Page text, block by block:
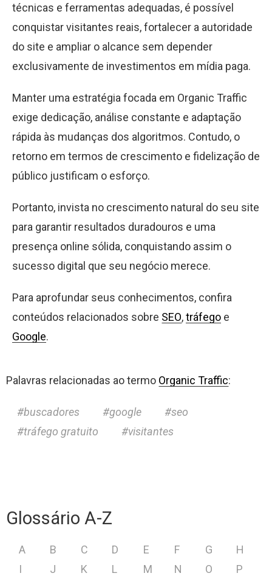
técnicas e ferramentas adequadas, é possível
conquistar visitantes reais, fortalecer a autoridade
do site e ampliar o alcance sem depender
exclusivamente de investimentos em mídia paga.
Manter uma estratégia focada em Organic Traffic
exige dedicação, análise constante e adaptação
rápida às mudanças dos algoritmos. Contudo, o
retorno em termos de crescimento e fidelização de
público justificam o esforço.
Portanto, invista no crescimento natural do seu site
para garantir resultados duradouros e uma
presença online sólida, conquistando assim o
sucesso digital que seu negócio merece.
Para aprofundar seus conhecimentos, confira
conteúdos relacionados sobre SEO,tráfego e
Google.
Palavras relacionadas ao termo Organic Traffic:
buscadores google
seo
tráfego gratuito
visitantes
Glossário A-Z
A B C D E F G
H
I
J K L M N O
P